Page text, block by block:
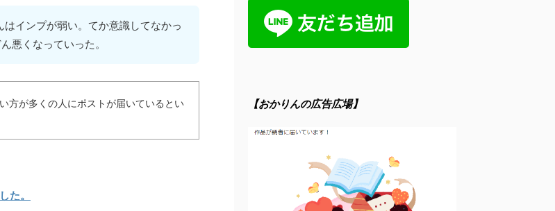
インプが弱い。てか意識してなかっ
悪くなっていった。
方が多くの人にポストが届いているとい
た。
【おかりんの広告広場】